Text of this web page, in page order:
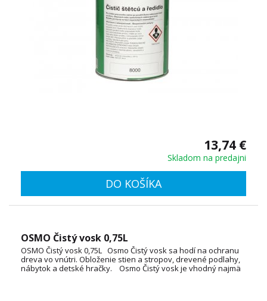
13,74 €
Skladom na predajni
DO KOŠÍKA
OSMO Čistý vosk 0,75L
OSMO Čistý vosk 0,75L Osmo Čistý vosk sa hodí na ochranu
dreva vo vnútri. Obloženie stien a stropov, drevené podlahy,
nábytok a detské hračky. Osmo Čistý vosk je vhodný najmä